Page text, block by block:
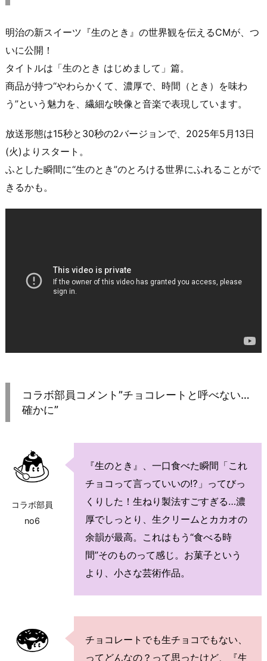
明治の新スイーツ『生のとき』の世界観を伝えるCMが、つ
いに公開！
タイトルは「生のとき はじめまして」篇。
商品が持つ“やわらかくて、濃厚で、時間（とき）を味わ
う”という魅力を、繊細な映像と音楽で表現しています。
放送形態は15秒と30秒の2バージョンで、2025年5月13日
(火)よりスタート。
ふとした瞬間に“生のとき”のとろける世界にふれることがで
きるかも。
コラボ部員コメント”チョコレートと呼べない…
確かに”
コラボ部員
no6
『生のとき』、一口食べた瞬間「これ
チョコって言っていいの⁉️」ってびっ
くりした！生ねり製法すごすぎる…濃
厚でしっとり、生クリームとカカオの
余韻が最高。これはもう“食べる時
間”そのものって感じ。お菓子という
より、小さな芸術作品。
チョコレートでも生チョコでもない、
ってどんなの？って思ったけど、『生